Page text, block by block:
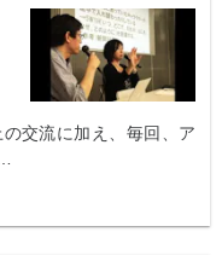
交流に加え、毎回、ア